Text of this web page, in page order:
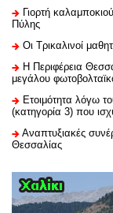
Γιορτή
Πύλης
Οι Τρικαλινοί
H Περιφέρεια
μεγάλου
Ετοιμότητα λόγω
(κατηγορία 3) που
Αναπτυξιακές
Θεσσαλίας